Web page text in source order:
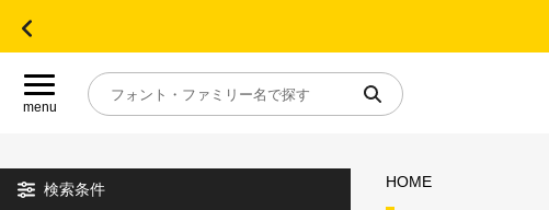
menu
目的別フォントガイド
検索条件 HOME